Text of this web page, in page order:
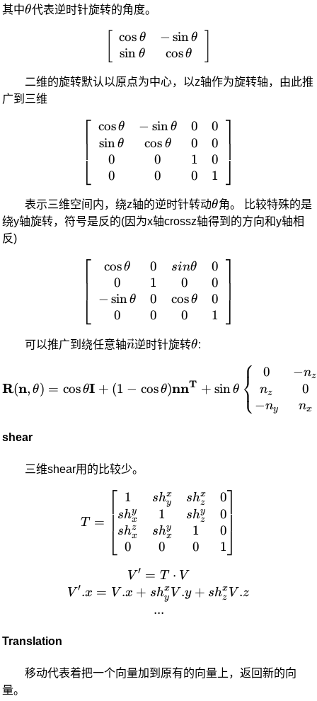
其中\theta
θ代表逆时针旋转的角度。
\left[ \begin{array}{cc}
cos θ
sin θ
− sinθ
cosθ
二维的旋转默认以原点为中心，以z轴作为旋转轴，由此推
广到三维
\left[ \begin{array}{cc}
⎣
⎡ cosθ
sinθ
0
0
− sinθ
cos θ
0
0
0
0
1
0
0
0
0
1 ⎦
⎤
表示三维空间内，绕z轴的逆时针转动\theta
θ角。 比较特殊的是
绕y轴旋转，符号是反的(因为x轴crossz轴得到的方向和y轴相
反)
\left[ \begin{array}{cc}
⎣
⎡ cosθ
0
− sinθ
0
0
1
0
0
sinθ
0
cosθ
0
0
0
0
1 ⎦
⎤
可以推广到绕任意轴\vec{n}
n逆时针旋转\theta
θ:
\mathbf{R(n,\theta) =
R(n, θ) = cosθI + (1 − cosθ)nnT + sinθ ⎩
⎨⎧ 0
nz
−ny
−nz
0
nx
shear
三维shear用的比较少。
T = \begin{bmatrix} 1 &
T =
⎣
⎡ 1
shx
y
shx
z
0
shy
x
1
shx
y
0
shz
x
shz
y
1
0
0
0
0
1⎦
⎤
V' = T \cdot V \\ V'.x =
V ′ = T ⋅ V
V ′.x = V .x + shy
x V .y + shz
x V .z
...
Translation
移动代表着把一个向量加到原有的向量上，返回新的向
量。